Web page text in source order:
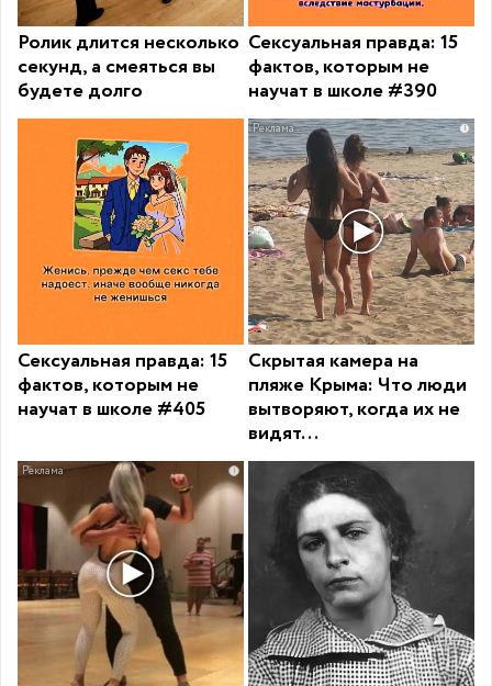
Ролик длится несколько
секунд, а смеяться вы
будете долго
Сексуальная правда: 15
фактов, которым не
научат в школе #390
Сексуальная правда: 15
фактов, которым не
научат в школе #405
i
Скрытая камера на
пляже Крыма: Что люди
вытворяют, когда их не
видят...
i